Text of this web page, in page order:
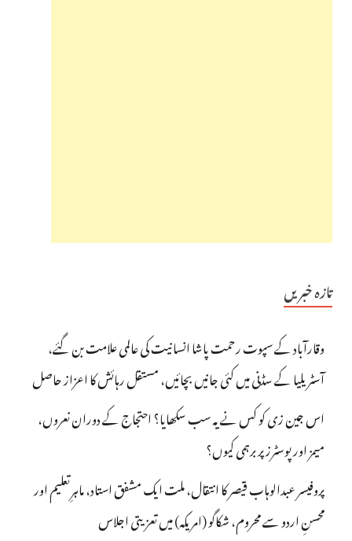
تازہ خبریں
وقارآباد کے سپوت رحمت پاشا انسانیت کی عالمی علامت بن گئے،
آسٹریلیا کے سڈنی میں کئی جانیں بچائیں، مستقل رہائش کا اعزاز حاصل
اس جین زی کو کس نے یہ سب سکھایا؟ احتجاج کے دوران نعروں،
میمز اور پوسٹرز پر برہمی کیوں؟
پروفیسر عبدالوہاب قیصر کا انتقال، ملت ایک مشفق استاد، ماہرِتعلیم اور
محسنِ اردو سے محروم، شکاگو (امریکہ) میں تعزیتی اجلاس